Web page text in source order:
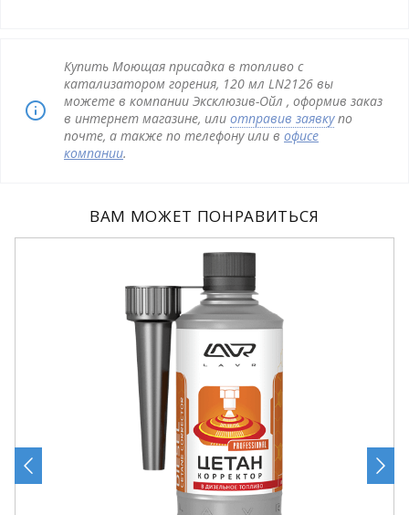
Купить Моющая присадка в топливо с
катализатором горения, 120 мл LN2126 вы
можете в компании Эксклюзив-Ойл , оформив заказ
в интернет магазине, или отправив заявкупо
почте, а также по телефону или в офисе
компании.
ВАМ МОЖЕТ ПОНРАВИТЬСЯ